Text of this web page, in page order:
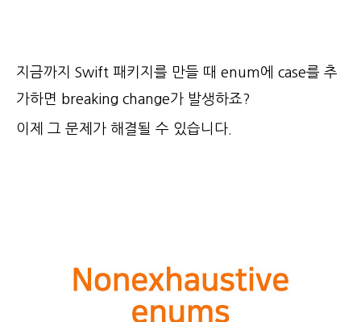
지금까지 Swift 패키지를 만들 때 enum에 case를 추
가하면 breaking change가 발생하죠?
이제 그 문제가 해결될 수 있습니다.